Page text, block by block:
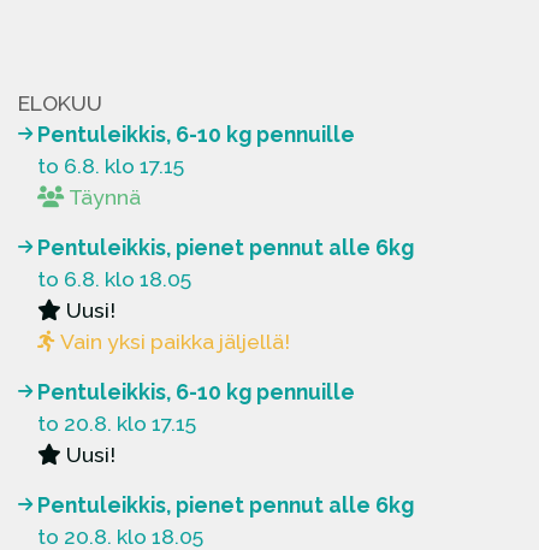
ELOKUU
Pentuleikkis, 6-10 kg pennuille
to 6.8. klo 17.15
Täynnä
Pentuleikkis, pienet pennut alle 6kg
to 6.8. klo 18.05
Uusi!
Vain yksi paikka jäljellä!
Pentuleikkis, 6-10 kg pennuille
to 20.8. klo 17.15
Uusi!
Pentuleikkis, pienet pennut alle 6kg
to 20.8. klo 18.05